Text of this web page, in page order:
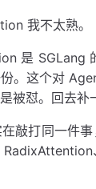
我不太熟。
是 SGLang
。这个对
被怼。回去补
敲打同一件